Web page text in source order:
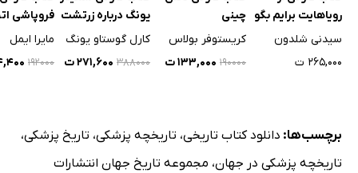
رویاهایت برایم بگو
سیدنی شلدون
۲۶۵,۰۰۰ ت
چینی
کریستوفر بولاس
۱۹۰۰۰۰ ۱۳۳,۰۰۰ ت
یونگ درباره زرتشت
نیچه
کارل گوستاو یونگ
۳۸۸۰۰۰ ۲۷۱,۶۰۰ ت
فروپاشی
شوروی
مایرا ایمل
۱۹۲۰۰۰
برچسب‌ها: دانلود کتاب تاریخی، تاریخچه پزشکی، تاریخ پزشکی،
تاریخچه پزشکی در جهان، مجموعه تاریخ جهان انتشارات